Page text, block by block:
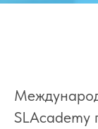
SLAcademy